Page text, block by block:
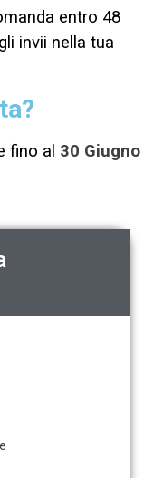
entro 48
invii nella tua
fino al 30 Giugno